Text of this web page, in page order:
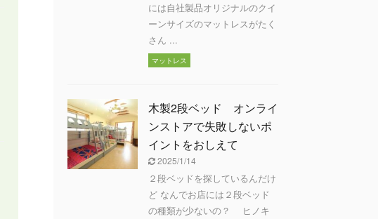
には自社製品オリジナルのクイ
ーンサイズのマットレスがたく
さん ...
マットレス
木製2段ベッド オンライ
ンストアで失敗しないポ
イントをおしえて
2025/1/14
２段ベッドを探しているんだけ
ど なんでお店には２段ベッド
の種類が少ないの？ ヒノキ